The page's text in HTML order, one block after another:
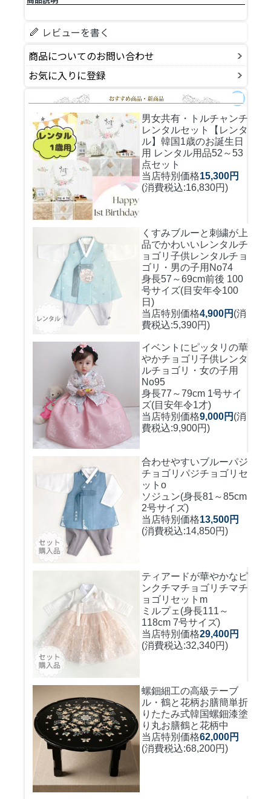
レビューを書く
商品についてのお問い合わせ
お気に入りに登録
男女共有・トルチャンチ
レンタルセット
【レンタ
ル】韓国1歳のお誕生日
用 レンタル用品52～53
点セット
当店特別価格15,300円
(消費税込:16,830円)
くすみブルーと刺繍が上
品でかわいいレンタルチ
ョゴリ 子供レンタルチョ
ゴリ・男の子用No74
身長57～69cm前後 100
号サイズ(目安年令100
日)
当店特別価格4,900円 (消
費税込:5,390円)
イベントにピッタリの華
やかチョゴリ 子供レンタ
ルチョゴリ・女の子用
No95
身長77～79cm 1号サイ
ズ(目安年令1才)
当店特別価格9,000円 (消
費税込:9,900円)
合わせやすいブルーパジ
チョゴリ パジチョゴリセ
ットo
ソジュン(身長81～85cm
2号サイズ)
当店特別価格13,500円
(消費税込:14,850円)
ティアードが華やかなピ
ンクチマチョゴリ チマチ
ョゴリセットm
ミルプェ(身長111～
118cm 7号サイズ)
当店特別価格29,400円
(消費税込:32,340円)
螺鈿細工の高級テーブ
ル・鶴と花柄お膳簡単折
りたたみ式韓国螺鈿漆塗
り丸お膳鶴と花柄中
当店特別価格62,000円
(消費税込:68,200円)